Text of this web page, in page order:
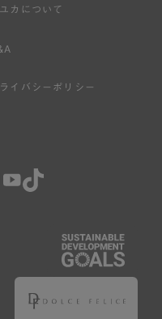
カについて
イバシーポリシー